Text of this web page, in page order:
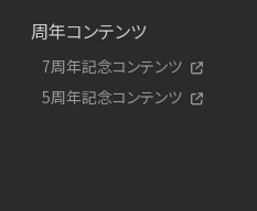
周年コンテンツ
7周年記念コンテンツ
5周年記念コンテンツ